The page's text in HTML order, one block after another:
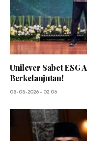
Unilever Sabet ESG
Berkelanjutan!
08-08-2026 - 02.06